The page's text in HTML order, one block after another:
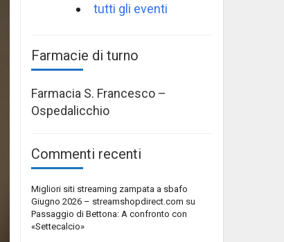
tutti gli eventi
Farmacie di turno
Farmacia S. Francesco –
Ospedalicchio
Commenti recenti
Migliori siti streaming zampata a sbafo
Giugno 2026 – streamshopdirect.com su
Passaggio di Bettona: A confronto con
«Settecalcio»